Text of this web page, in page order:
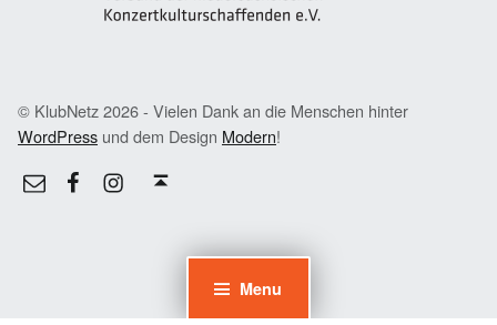
Menu
© KlubNetz 2026 - Vielen Dank an die Menschen hinter
WordPress und dem Design Modern!